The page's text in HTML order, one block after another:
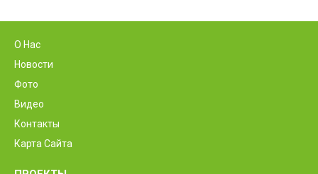
О Нас
Новости
Фото
Видео
Контакты
Карта Сайта